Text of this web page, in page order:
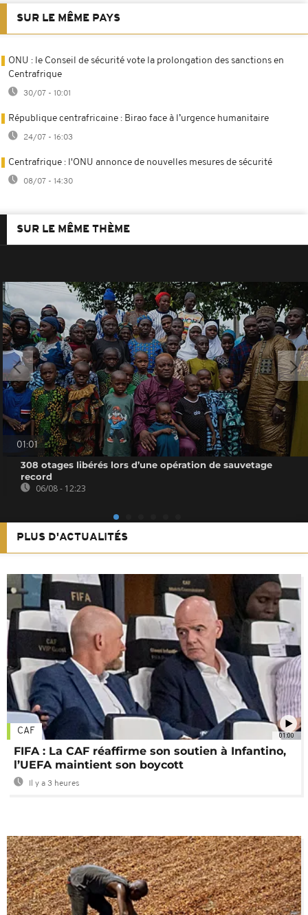
SUR LE MÊME PAYS
ONU : le Conseil de sécurité vote la prolongation des sanctions en
Centrafrique
30/07 - 10:01
République centrafricaine : Birao face à l’urgence humanitaire
24/07 - 16:03
Centrafrique : l'ONU annonce de nouvelles mesures de sécurité
08/07 - 14:30
SUR LE MÊME THÈME
01:01
308 otages libérés lors d’une opération de sauvetage
record
06/08 - 12:23
PLUS D'ACTUALITÉS
01:00
CAF
FIFA : La CAF réaffirme son soutien à Infantino,
l’UEFA maintient son boycott
Il y a 3 heures